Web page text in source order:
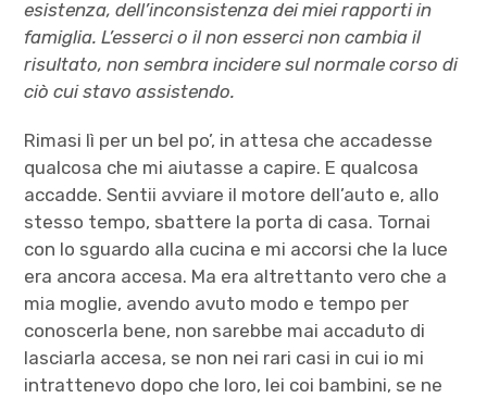
esistenza, dell’inconsistenza dei miei rapporti in
famiglia. L’esserci o il non esserci non cambia il
risultato, non sembra incidere sul normale corso di
ciò cui stavo assistendo.
Rimasi lì per un bel po’, in attesa che accadesse
qualcosa che mi aiutasse a capire. E qualcosa
accadde. Sentii avviare il motore dell’auto e, allo
stesso tempo, sbattere la porta di casa. Tornai
con lo sguardo alla cucina e mi accorsi che la luce
era ancora accesa. Ma era altrettanto vero che a
mia moglie, avendo avuto modo e tempo per
conoscerla bene, non sarebbe mai accaduto di
lasciarla accesa, se non nei rari casi in cui io mi
intrattenevo dopo che loro, lei coi bambini, se ne